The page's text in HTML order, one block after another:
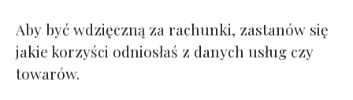
Aby być wdzięczną za rachunki, zastanów się
jakie korzyści odniosłaś z danych usług czy
towarów.